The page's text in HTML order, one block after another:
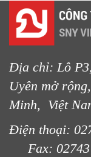
Địa chỉ: Lô
Uyên mở
Minh, Việt
Điện thoại:
Fax: